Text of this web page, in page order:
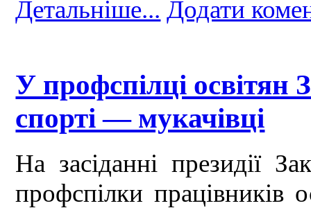
Детальніше... Додати
У профспілці освітян
спорті — мукачівці
На засіданні президії
профспілки працівників